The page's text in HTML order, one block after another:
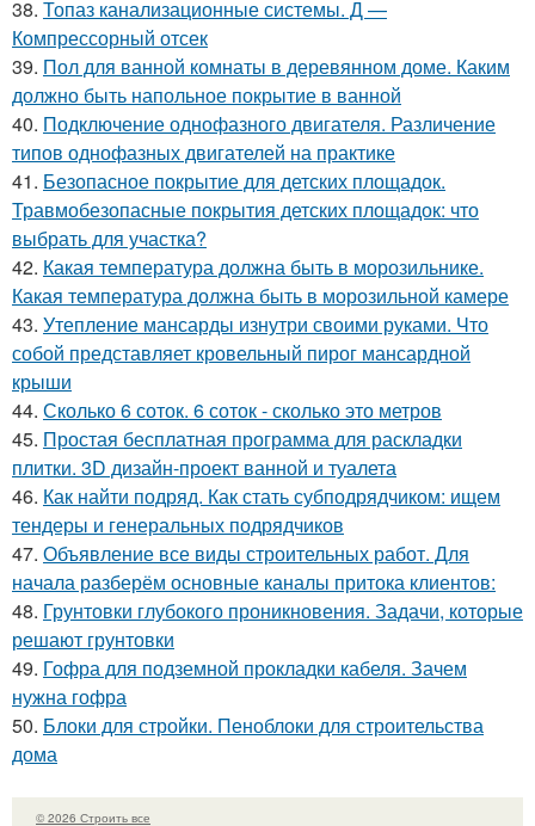
38. Топаз канализационные системы. Д —
Компрессорный отсек
39. Пол для ванной комнаты в деревянном доме. Каким
должно быть напольное покрытие в ванной
40. Подключение однофазного двигателя. Различение
типов однофазных двигателей на практике
41. Безопасное покрытие для детских площадок.
Травмобезопасные покрытия детских площадок: что
выбрать для участка?
42. Какая температура должна быть в морозильнике.
Какая температура должна быть в морозильной камере
43. Утепление мансарды изнутри своими руками. Что
собой представляет кровельный пирог мансардной
крыши
44. Сколько 6 соток. 6 соток - сколько это метров
45. Простая бесплатная программа для раскладки
плитки. 3D дизайн-проект ванной и туалета
46. Как найти подряд. Как стать субподрядчиком: ищем
тендеры и генеральных подрядчиков
47. Объявление все виды строительных работ. Для
начала разберём основные каналы притока клиентов:
48. Грунтовки глубокого проникновения. Задачи, которые
решают грунтовки
49. Гофра для подземной прокладки кабеля. Зачем
нужна гофра
50. Блоки для стройки. Пеноблоки для строительства
дома
© 2026 Строить все